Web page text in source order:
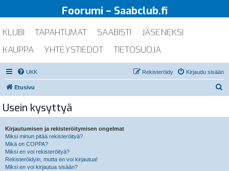
Foorumi – Saabclub.fi
KLUBI TAPAHTUMAT SAABISTI
JÄSENEKSI
KAUPPA
YHTEYSTIEDOT TIETOSUOJA
UKK Kirjaudu sisään
Rekisteröidy
Etusivu
Usein kysyttyä
Kirjautumisen ja rekisteröitymisen ongelmat
Miksi minun pitää rekisteröityä?
Mikä on COPPA?
Miksi en voi rekisteröityä?
Rekisteröidyin, mutta en voi kirjautua!
Miksi en voi kirjautua sisään?